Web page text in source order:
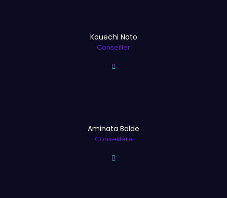
Kouechi Nato
Conseiller
Aminata Balde
Conseillère